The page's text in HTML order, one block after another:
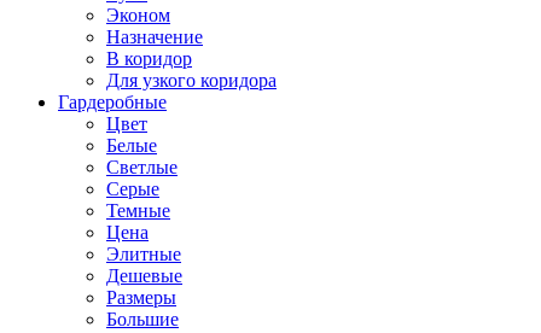
Эконом
Назначение
В коридор
Для узкого коридора
Гардеробные
Цвет
Белые
Светлые
Серые
Темные
Цена
Элитные
Дешевые
Размеры
Большие